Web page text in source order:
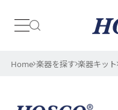
日本
Home 楽器を探す 楽器キット